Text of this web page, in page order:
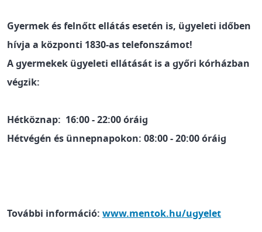
Gyermek és felnőtt ellátás esetén is, ügyeleti időben
hívja a központi 1830-as telefonszámot!
A gyermekek ügyeleti ellátását is a győri kórházban
végzik:
Hétköznap: 16:00 - 22:00 óráig
Hétvégén és ünnepnapokon: 08:00 - 20:00 óráig
További információ: www.mentok.hu/ugyelet